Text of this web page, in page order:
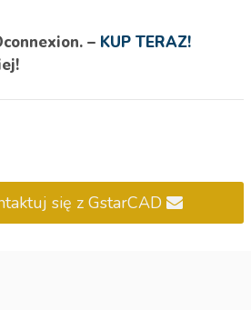
– KUP TERAZ!
się z GstarCAD